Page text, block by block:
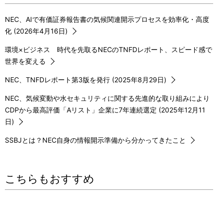
NEC、AIで有価証券報告書の気候関連開示プロセスを効率化・高度
化 (2026年4月16日)
環境×ビジネス 時代を先取るNECのTNFDレポート、スピード感で
世界を変える
NEC、TNFDレポート第3版を発行 (2025年8月29日)
NEC、気候変動や水セキュリティに関する先進的な取り組みにより
CDPから最高評価「Aリスト」企業に7年連続選定 (2025年12月11
日)
SSBJとは？NEC自身の情報開示準備から分かってきたこと
こちらもおすすめ